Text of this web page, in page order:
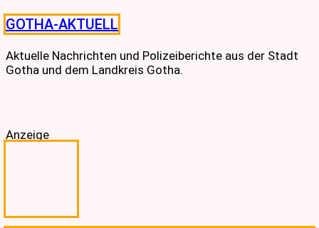
Skip
to
content
GOTHA-AKTUELL
Aktuelle Nachrichten und Polizeiberichte aus der Stadt
Gotha und dem Landkreis Gotha.
Anzeige